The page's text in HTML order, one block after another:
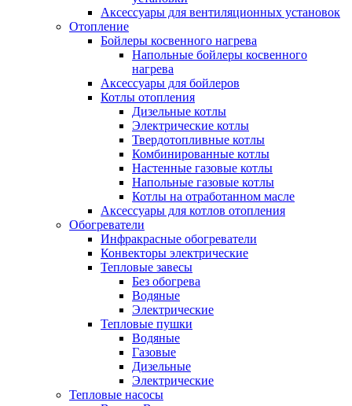
Аксессуары для вентиляционных установок
Отопление
Бойлеры косвенного нагрева
Напольные бойлеры косвенного
нагрева
Аксессуары для бойлеров
Котлы отопления
Дизельные котлы
Электрические котлы
Твердотопливные котлы
Комбинированные котлы
Настенные газовые котлы
Напольные газовые котлы
Котлы на отработанном масле
Аксессуары для котлов отопления
Обогреватели
Инфракрасные обогреватели
Конвекторы электрические
Тепловые завесы
Без обогрева
Водяные
Электрические
Тепловые пушки
Водяные
Газовые
Дизельные
Электрические
Тепловые насосы